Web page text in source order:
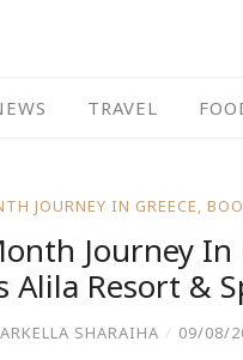
TRAVEL
JOURNEY IN GREECE,
Journey In
Alila Resort &
SHARAIHA / 09/08/